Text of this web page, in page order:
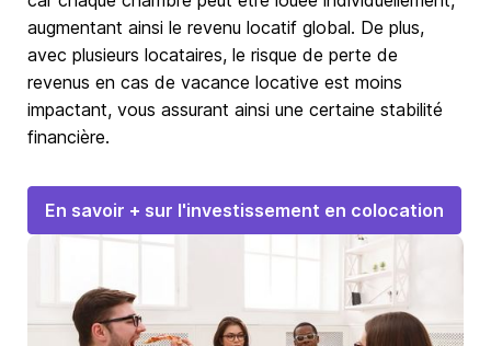
augmentant ainsi le revenu locatif global. De plus,
avec plusieurs locataires, le risque de perte de
revenus en cas de vacance locative est moins
impactant, vous assurant ainsi une certaine stabilité
financière.
En savoir + sur l'investissement en colocation